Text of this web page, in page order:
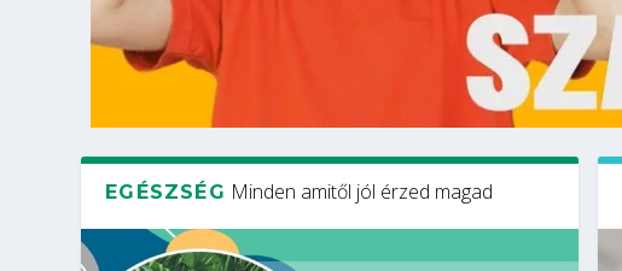
EGÉSZSÉG Minden amitől jól érzed magad